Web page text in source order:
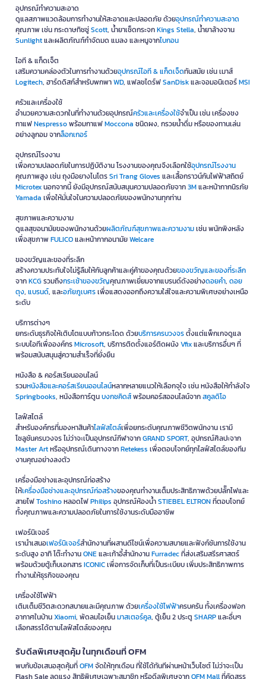
อุปกรณ์ทำความสะอาด
ดูแลสภาพแวดล้อมการทำงานให้สะอาดและปลอดภัย ด้วยอุปกรณ์ทำความสะอาด
คุณภาพ เช่น กระดาษทิชชู่Scott, น้ำยาเช็ดกระจกKings Stella, น้ำยาล้างจาน
Sunlightและผลิตภัณฑ์กำจัดมด แมลง และหนูจากไบกอน
ไอที & แก็ดเจ็ต
เสริมความคล่องตัวในการทำงานด้วยอุปกรณ์ไอที & แก็ดเจ็ดทันสมัย เช่น เมาส์
Logitech, ฮาร์ดดิสก์สำหรับพกพาWD, แฟลชไดร์ฟSanDiskและจอมอนิเตอร์MSI
ครัวและเครื่องใช้
อำนวยความสะดวกในที่ทำงานด้วยอุปกรณ์ครัวและเครื่องใช้จำเป็น เช่น เครื่องชง
กาแฟNespressoพร้อมกาแฟMoccona ชนิดผง, กรวยน้ำดื่ม หรือของทานเล่น
อย่างลูกอม จากล็อกเกอร์
อุปกรณ์โรงงาน
เพื่อความปลอดภัยในการปฏิบัติงาน โรงงานของคุณจึงเลือกใช้อุปกรณ์โรงงาน
คุณภาพสูง เช่น ถุงมือยางไนโตรSri Trang Gloves และเสื้อกราวน์กันไฟฟ้าสถิตย์
Microtexนอกจากนี้ ยังมีอุปกรณ์สนับสนุนความปลอดภัยจาก3Mและหน้ากากนิรภัย
Yamada เพื่อให้มั่นใจในความปลอดภัยของพนักงานทุกท่าน
สุขภาพและความงาม
ดูแลสุขอนามัยของพนักงานด้วยผลิตภัณฑ์สุขภาพและความงามเช่น พนักพิงหลัง
เพื่อสุขภาพFULICOและหน้ากากอนามัยWelcare
ของขวัญและของที่ระลึก
สร้างความประทับใจไม่รู้ลืมให้กับลูกค้าและคู่ค้าของคุณด้วยของขวัญและของที่ระลึก
จากKCGรวมถึงกระเช้าของขวัญคุณภาพเยี่ยมจากแบรนด์ดังอย่างดอยคำ, ดอย
ตุง, แบรนด์, และอภัยภูเบศรเพื่อแสดงออกถึงความใส่ใจและความพิเศษอย่างเหนือ
ระดับ
บริการต่างๆ
ยกระดับธุรกิจให้เติบโตแบบก้าวกระโดด ด้วยบริการครบวงจรตั้งแต่แพ็กเกจดูแล
ระบบไอทีเพื่อองค์กรMicrosoft, บริการติดตั้งแอร์ติดผนังVfixและบริการอื่นๆ ที่
พร้อมสนับสนุนสู่ความสำเร็จที่ยั่งยืน
หนังสือ & คอร์สเรียนออนไลน์
รวมหนังสือและคอร์สเรียนออนไลน์หลากหลายแนวให้เลือกจุใจ เช่น หนังสือให้กำลังใจ
Springbooks, หนังสือการ์ตูนบงกชคิดส์พร้อมคอร์สออนไลน์จากสคูลดิโอ
ไลฟ์สไตล์
สำหรับองค์กรที่มองหาสินค้าไลฟ์สไตล์เพื่อยกระดับคุณภาพชีวิตพนักงาน เรามี
โซลูชันครบวงจร ไม่ว่าจะเป็นอุปกรณ์กีฬาจากGRAND SPORT, อุปกรณ์ศิลปะจาก
Master Artหรืออุปกรณ์เดินทางจากRetekess เพื่อตอบโจทย์ทุกไลฟ์สไตล์ของทีม
งานคุณอย่างลงตัว
เครื่องมือช่างและอุปกรณ์ก่อสร้าง
ให้เครื่องมือช่างและอุปกรณ์ก่อสร้างของคุณทำงานเต็มประสิทธิภาพด้วยปลั๊กไฟและ
สายไฟToshinoหลอดไฟPhilips อุปกรณ์ห้องน้ำSTIEBEL ELTRONที่ตอบโจทย์
ทั้งคุณภาพและความปลอดภัยในการใช้งานระดับมืออาชีพ
เฟอร์นิเจอร์
เรานำเสนอเฟอร์นิเจอร์สำนักงานที่ผสานดีไซน์เพื่อความสบายและฟังก์ชันการใช้งาน
ระดับสูง อาทิ โต๊ะทำงานONEและเก้าอี้สำนักงานFurradecที่ส่งเสริมสรีรศาสตร์
พร้อมด้วยตู้เก็บเอกสารICONICเพื่อการจัดเก็บที่เป็นระเบียบ เพิ่มประสิทธิภาพการ
ทำงานให้ธุรกิจของคุณ
เครื่องใช้ไฟฟ้า
เติมเต็มชีวิตสะดวกสบายและมีคุณภาพ ด้วยเครื่องใช้ไฟฟ้าครบครัน ทั้งเครื่องฟอก
อากาศในบ้านXiaomi, พัดลมไอเย็นมาสเตอร์คูล, ตู้เย็น 2 ประตูSHARPและอื่นๆ
เลือกสรรได้ตามไลฟ์สไตล์ของคุณ
รับดีลพิเศษสุดคุ้ม ในทุกเดือนที่ OFM
พบกับข้อเสนอสุดคุ้มที่OFMจัดให้ทุกเดือน ที่ใช้ได้ทันทีผ่านหน้าเว็บไซต์ ไม่ว่าจะเป็น
Flash Sale ลดแรง สิทธิพิเศษเฉพาะสมาชิก หรือดีลพิเศษจากOFM Mallที่คัดสรร